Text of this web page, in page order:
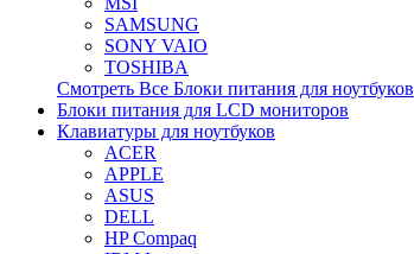
SAMSUNG
SONY VAIO
TOSHIBA
Смотреть Все Блоки питания для ноутбуков
Блоки питания для LCD мониторов
Клавиатуры для ноутбуков
ACER
APPLE
ASUS
DELL
HP Compaq